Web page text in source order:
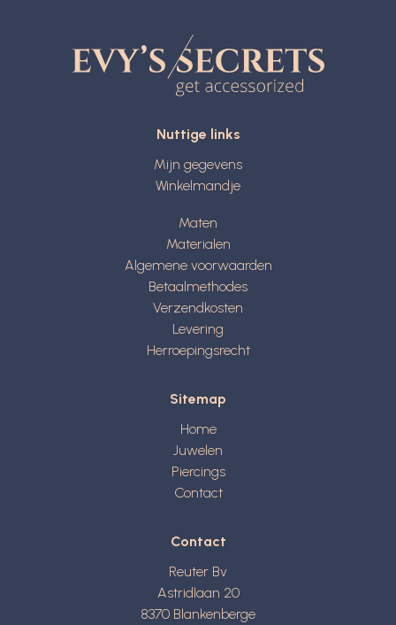
Nuttige links
Mijn gegevens
Winkelmandje
Maten
Materialen
Algemene voorwaarden
Betaalmethodes
Verzendkosten
Levering
Herroepingsrecht
Sitemap
Home
Juwelen
Piercings
Contact
Contact
Reuter Bv
Astridlaan 20
8370 Blankenberge